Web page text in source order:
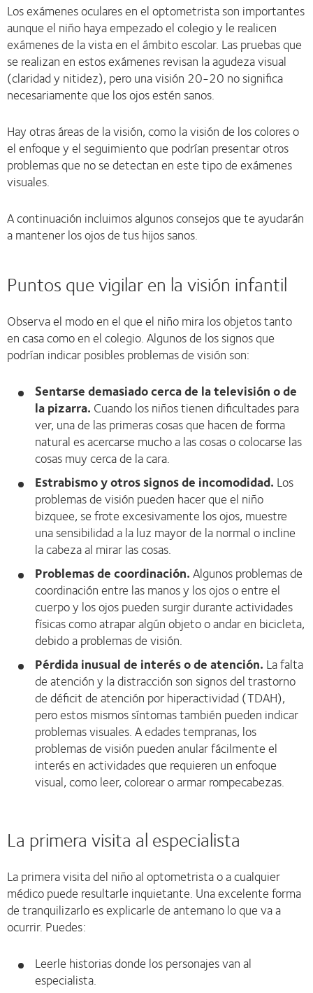
Los exámenes oculares en el optometrista son importantes
aunque el niño haya empezado el colegio y le realicen
exámenes de la vista en el ámbito escolar. Las pruebas que
se realizan en estos exámenes revisan la agudeza visual
(claridad y nitidez), pero una visión 20-20 no significa
necesariamente que los ojos estén sanos.
Hay otras áreas de la visión, como la visión de los colores o
el enfoque y el seguimiento que podrían presentar otros
problemas que no se detectan en este tipo de exámenes
visuales.
A continuación incluimos algunos consejos que te ayudarán
a mantener los ojos de tus hijos sanos.
Puntos que vigilar en la visión infantil
Observa el modo en el que el niño mira los objetos tanto
en casa como en el colegio. Algunos de los signos que
podrían indicar posibles problemas de visión son:
Sentarse demasiado cerca de la televisión o de
la pizarra. Cuando los niños tienen dificultades para
ver, una de las primeras cosas que hacen de forma
natural es acercarse mucho a las cosas o colocarse las
cosas muy cerca de la cara.
Estrabismo y otros signos de incomodidad. Los
problemas de visión pueden hacer que el niño
bizquee, se frote excesivamente los ojos, muestre
una sensibilidad a la luz mayor de la normal o incline
la cabeza al mirar las cosas.
Problemas de coordinación.Algunos problemas de
coordinación entre las manos y los ojos o entre el
cuerpo y los ojos pueden surgir durante actividades
físicas como atrapar algún objeto o andar en bicicleta,
debido a problemas de visión.
Pérdida inusual de interés o de atención. La falta
de atención y la distracción son signos del trastorno
de déficit de atención por hiperactividad (TDAH),
pero estos mismos síntomas también pueden indicar
problemas visuales. A edades tempranas, los
problemas de visión pueden anular fácilmente el
interés en actividades que requieren un enfoque
visual, como leer, colorear o armar rompecabezas.
La primera visita al especialista
La primera visita del niño al optometrista o a cualquier
médico puede resultarle inquietante. Una excelente forma
de tranquilizarlo es explicarle de antemano lo que va a
ocurrir. Puedes:
Leerle historias donde los personajes van al
especialista.